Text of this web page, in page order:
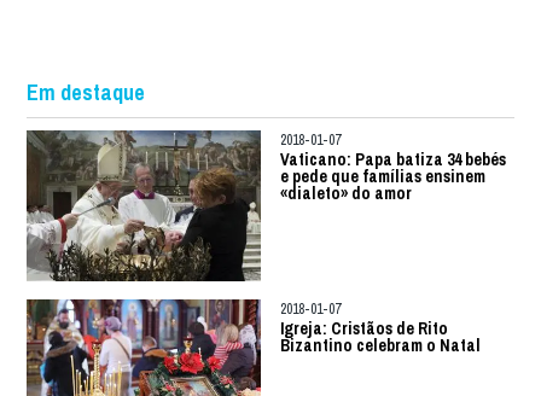
Em destaque
2018-01-07
Vaticano: Papa batiza 34 bebés
e pede que famílias ensinem
«dialeto» do amor
2018-01-07
Igreja: Cristãos de Rito
Bizantino celebram o Natal